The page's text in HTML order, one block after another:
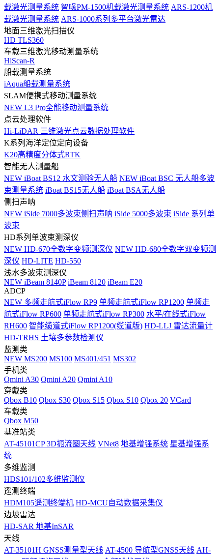
载激光测量系统 智喙PM-1500机载激光测量系统 ARS-1200机
载激光测量系统 ARS-1000系列多平台激光雷达
地面三维激光扫描仪
HD TLS360
车载三维激光移动测量系统
HiScan-R
船载测量系统
iAqua船载测量系统
SLAM便携式移动测量系统
NEW L3 Pro全能移动测量系统
点云处理软件
Hi-LiDAR 三维激光点云数据处理软件
K系列海洋定位定向设备
K20高精度分体式RTK
智能无人测量船
NEW iBoat BS12 水文测验无人船 NEW iBoat BSC 无人船多波
束测量系统 iBoat BS15无人船 iBoat BSA无人船
侧扫声呐
NEW iSide 7000多波束侧扫声呐 iSide 5000多波束 iSide 系列单
波束
HD系列单波束测深仪
NEW HD-670全数字变频测深仪 NEW HD-680全数字双变频测
深仪 HD-LITE HD-550
浅水多波束测深仪
NEW iBeam 8140P iBeam 8120 iBeam E20
ADCP
NEW 多频走航式iFlow RP9 单频走航式iFlow RP1200 单频走
航式iFlow RP600 单频走航式iFlow RP300 水平/在线式iFlow
RH600 智能缆道式iFlow RP1200(缆道版) HD-LLJ 雷达流量计
HD-TRHS 土壤多参数检测仪
监测类
NEW MS200 MS100 MS401/451 MS302
手机类
Qmini A30 Qmini A20 Qmini A10
穿戴类
Qbox B10 Qbox S30 Qbox S15 Qbox S10 Qbox 20 VCard
车载类
Qbox M50
基准站类
AT-45101CP 3D扼流圈天线 VNet8 地基增强系统 星基增强系
统
多维监测
HDS101/102多维监测仪
遥测终端
HDM105遥测终端机 HD-MCU自动数据采集仪
边坡雷达
HD-SAR 地基InSAR
天线
AT-35101H GNSS测量型天线 AT-4500 导航型GNSS天线 AH-